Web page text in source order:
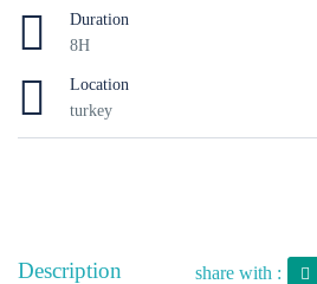
Duration
8H
Location
turkey
Description share with :